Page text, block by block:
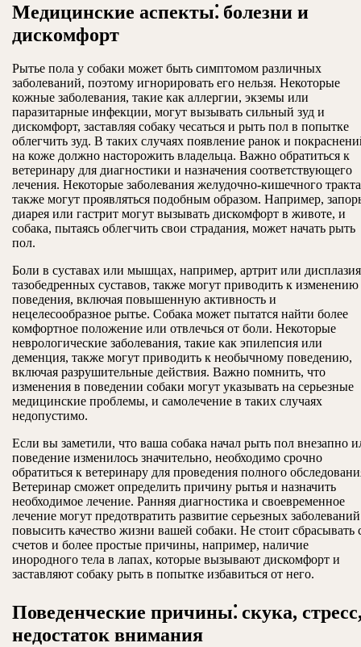
Медицинские аспекты⁚ болезни и
дискомфорт
Рытье пола у собаки может быть симптомом различных
заболеваний, поэтому игнорировать его нельзя. Некоторые
кожные заболевания, такие как аллергии, экземы или
паразитарные инфекции, могут вызывать сильный зуд и
дискомфорт, заставляя собаку чесаться и рыть пол в попытке
облегчить зуд. В таких случаях появление ранок и
на коже должно насторожить владельца. Важно обратиться к
ветеринару для диагностики и назначения соответствующего
лечения. Некоторые заболевания желудочно-кишечного тракта
также могут проявляться подобным образом. Например,
диарея или гастрит могут вызывать дискомфорт в животе, и
собака, пытаясь облегчить свои страдания, может начать рыть
пол.
Боли в суставах или мышцах, например, артрит или дисплазия
тазобедренных суставов, также могут приводить к изменению
поведения, включая повышенную активность и
нецелесообразное рытье. Собака может пытатся найти более
комфортное положение или отвлечься от боли. Некоторые
неврологические заболевания, такие как эпилепсия или
деменция, также могут приводить к необычному поведению,
включая разрушительные действия. Важно помнить, что
изменения в поведении собаки могут указывать на серьезные
медицинские проблемы, и самолечение в таких случаях
недопустимо.
Если вы заметили, что ваша собака начал рыть пол внезапно
поведение изменилось значительно, необходимо срочно
обратиться к ветеринару для проведения полного
Ветеринар сможет определить причину рытья и назначить
необходимое лечение. Ранняя диагностика и своевременное
лечение могут предотвратить развитие серьезных
повысить качество жизни вашей собаки. Не стоит сбрасывать
счетов и более простые причины, например, наличие
инородного тела в лапах, которые вызывают дискомфорт и
заставляют собаку рыть в попытке избавиться от него.
Поведенческие причины⁚ скука,
недостаток внимания